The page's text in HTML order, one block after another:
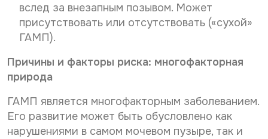
вслед за внезапным позывом. Может
присутствовать или отсутствовать («сухой»
ГАМП).
Причины и факторы риска: многофакторная
природа
ГАМП является многофакторным заболеванием.
Его развитие может быть обусловлено как
нарушениями в самом мочевом пузыре, так и